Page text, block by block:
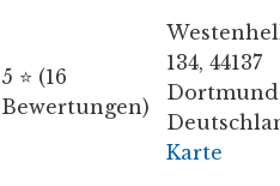
5 ⭐ (16
Bewertungen)
134, 44137
Karte